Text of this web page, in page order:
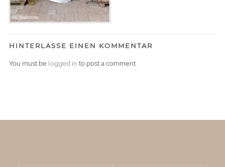
HINTERLASSE EINEN KOMMENTAR
You must be logged in to post a comment.